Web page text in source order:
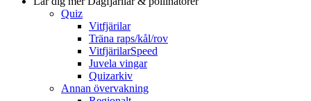
Quiz
Vitfjärilar
Träna raps/kål/rov
VitfjärilarSpeed
Juvela vingar
Quizarkiv
Annan övervakning